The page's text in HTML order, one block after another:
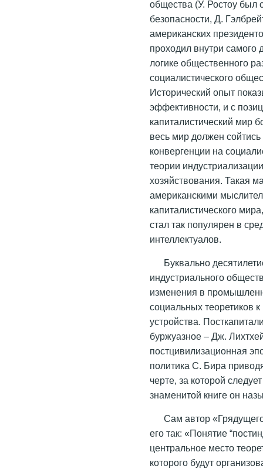
общества (У. Ростоу был
безопасности, Д.
американских
проходил внутри самого
логике общественного
социалистического
Исторический опыт
эффективности, и с
капиталистический мир
весь мир должен
конвергенции на
теории
хозяйствования. Такая
американскими
капиталистического
стал так популярен в
интеллектуалов.
Буквально
индустриального
изменения в
социальных теоретиков
устройства.
буржуазное – Дж.
постцивилизационная
политика С. Бира
черте, за которой
знаменитой книге он
Сам автор
его так: «Понятие
центральное место
которого будут